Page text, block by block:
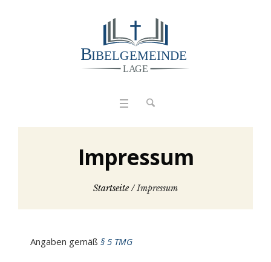
Impressum
Startseite /Impressum
Angaben gemäß § 5 TMG